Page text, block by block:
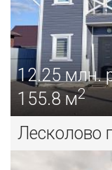
12.25млн.
155.8 м2
Лесколово